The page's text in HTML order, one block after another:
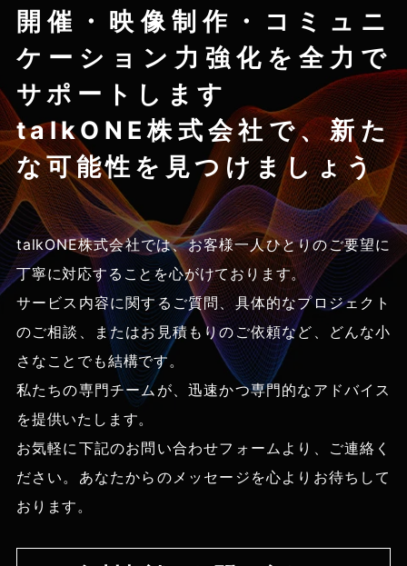
開催・映像制作・コミュニ
ケーション力強化を 全力で
サポートします
talkONE株式会社で、新た
な可能性を見つけましょう
talkONE株式会社では、お客様一人ひとりのご要望に
丁寧に対応することを心がけております。
サービス内容に関するご質問、具体的なプロジェクト
のご相談、
またはお見積もりのご依頼など、どんな小
さなことでも結構です。
私たちの専門チームが、迅速かつ専門的なアドバイス
を提供いたします。
お気軽に下記のお問い合わせフォームより、ご連絡く
ださい。あなたからのメッセージを心よりお待ちして
おります。